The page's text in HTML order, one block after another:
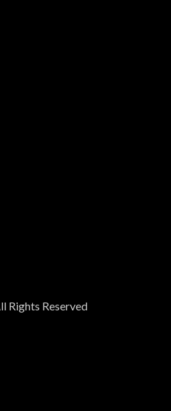
Rights Reserved